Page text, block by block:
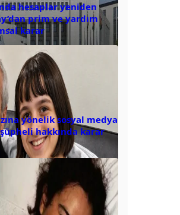
hesaplar yeniden
prim ve yardım
karar
yönelik sosyal medya
hakkında karar